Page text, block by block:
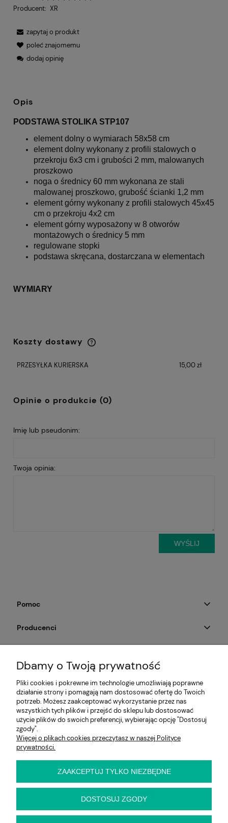
Producent: XR
zapytaj o produkt
poleć znajomemu
dodaj opinię
Opis
PODSTAWA STOLIKA STP107
element dolny o wymiarach 58x58 cm
element dolny wykonany z profili stalowych o
przekroju 6x3 cm i grubości 2 mm, malowanych
proszkowo
noga o średnicy 60 mm wykonana ze stali
malowanej proszkowo, grubość ścianki 1,2 mm
element górny wykonany z profili stalowych 45x45
cm o przekroju 4x2 cm
element górny wyposażony w 8 otworów
montażowych o średnicy 5 mm
regulowane stopki
podstawa skręcana, dostarczana w elementach
WYMIARY
Koszty dostawy
Cena nie zawiera ewentualnych kosztów
PRZESYŁKA KURIERSKA
15,00 zł
Opinie o produkcie (0)
Imię lub pseudonim:
Twoja opinia:
WYŚLIJ
Pomoc
Producenci
Informacje
E-KRZESŁO
Biuro handlowe (bez ekspozycji). Prosimy o wcześniejszy
kontakt przed wizytą
ul. Cynamonowa 2,
woj. dolnośląskie
22 22 82 046,
Dbamy o Twoją prywatność
Pliki cookies i pokrewne im technologie umożliwiają poprawne
działanie strony i pomagają nam dostosować ofertę do Twoich
potrzeb. Możesz zaakceptować wykorzystanie przez nas
wszystkich tych plików i przejść do sklepu lub dostosować
użycie plików do swoich preferencji, wybierając opcję "Dostosuj
zgody".
Więcej o plikach cookies przeczytasz w naszej Polityce
prywatności.
ZAAKCEPTUJ TYLKO NIEZBĘDNE
DOSTOSUJ ZGODY